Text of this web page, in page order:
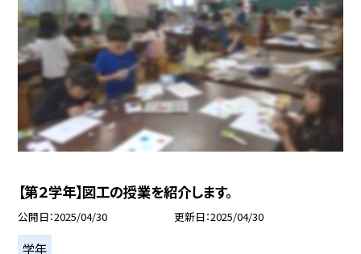
【第２学年】図工の授業を紹介します。
公開日 2025/04/30 更新日 2025/04/30
学年